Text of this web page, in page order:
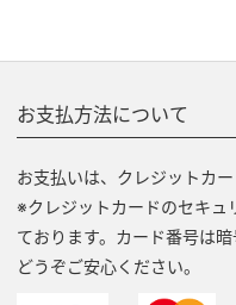
お支払方法について
お支払いは、クレジットカ
※クレジットカードのセキュ
ております。カード番号は
どうぞご安心ください。